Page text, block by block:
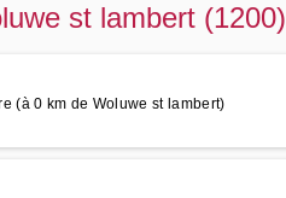
st lambert (1200)
(à 0 km de Woluwe st lambert)